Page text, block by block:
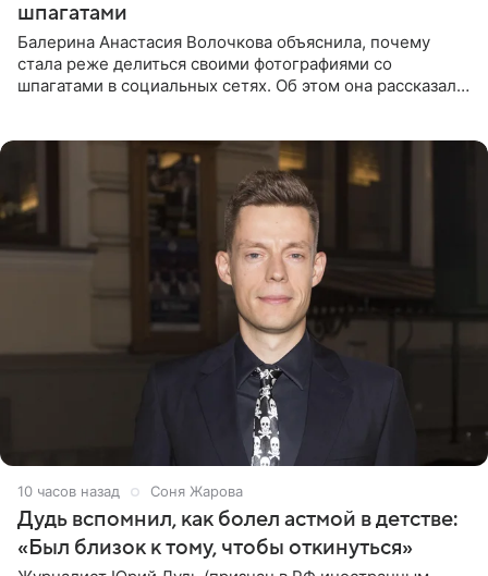
шпагатами
Балерина Анастасия Волочкова объяснила, почему
стала реже делиться своими фотографиями со
шпагатами в социальных сетях. Об этом она рассказала
10 часов назад Соня Жарова
Дудь вспомнил, как болел астмой в детстве:
«Был близок к тому, чтобы откинуться»